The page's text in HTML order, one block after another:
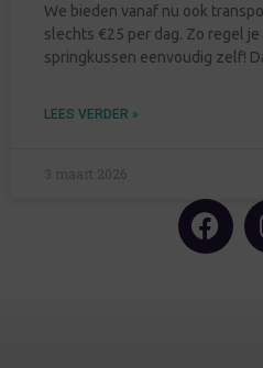
We bieden vanaf nu ook
slechts €25 per dag. Zo regel
springkussen eenvoudig zelf!
LEES VERDER »
3 maart 2026